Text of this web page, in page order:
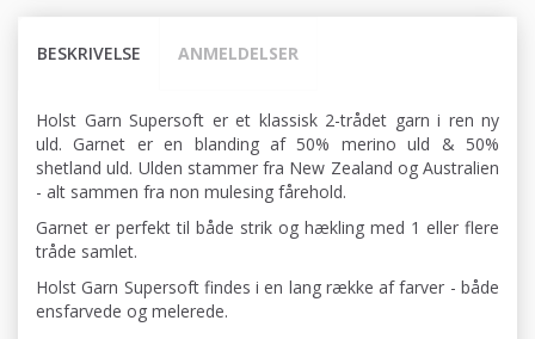
BESKRIVELSE ANMELDELSER
Holst Garn Supersoft er et klassisk 2-trådet garn i ren ny
uld. Garnet er en blanding af 50% merino uld & 50%
shetland uld. Ulden stammer fra New Zealand og Australien
- alt sammen fra non mulesing fårehold.
Garnet er perfekt til både strik og hækling med 1 eller flere
tråde samlet.
Holst Garn Supersoft findes i en lang række af farver - både
ensfarvede og melerede.